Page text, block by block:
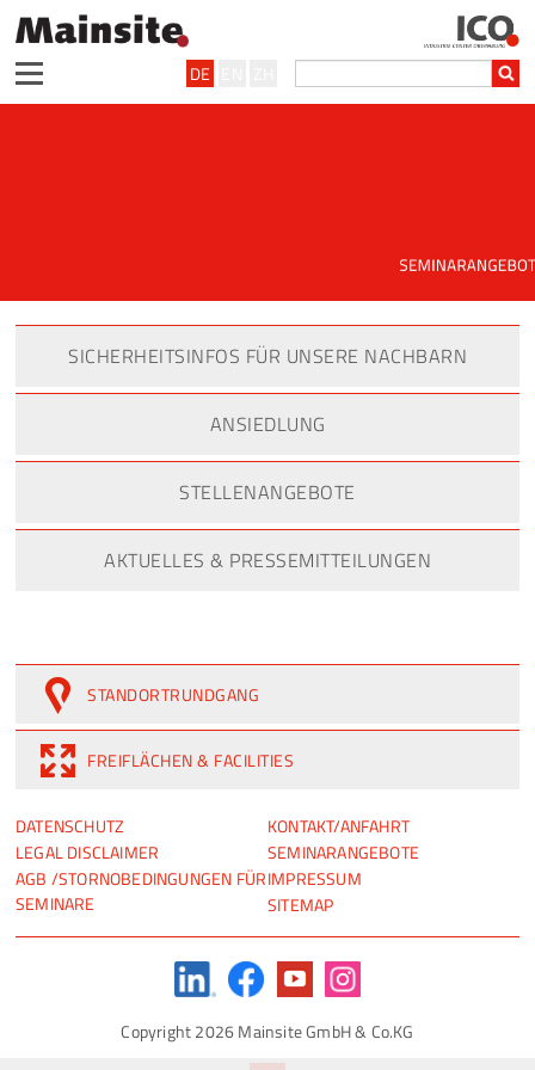
DE
SICHERHEITSINFOS FÜR UNSERE NACHBARN
ANSIEDLUNG
STELLENANGEBOTE
AKTUELLES & PRESSEMITTEILUNGEN
NAVIGATION
ÜBERSPRINGEN
DATENSCHUTZ
LEGAL DISCLAIMER
AGB /STORNOBEDINGUNGEN FÜR
SEMINARE
STANDORTRUNDGANG
FREIFLÄCHEN & FACILITIES
NAVIGATION
ÜBERSPRINGEN
KONTAKT/ANFAHRT
SEMINARANGEBOTE
IMPRESSUM
SITEMAP
Copyright 2026 Mainsite GmbH & Co.KG